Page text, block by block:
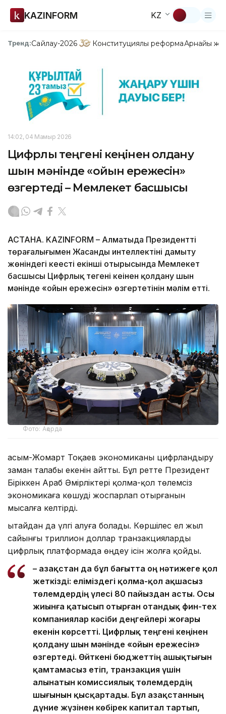
KAZINFORM KZ
Тренд:Сайлау-2026 Конституциялық реформаАрнайы
14:02, 04 Мамыр 2026
Цифрлық теңгені кеңінен қолдану
шын мәнінде «ойын ережесін»
өзгертеді – Мемлекет басшысы
АСТАНА. KAZINFORM – Алматыда Президенттің
төрағалығымен Жасанды интеллектіні дамыту
жөніндегі кеңестің екінші отырысында Мемлекет
басшысы Цифрлық теңгені кеңінен қолдану шын
мәнінде «ойын ережесін» өзгертетінін мәлім етті.
Фото: Ақорда
Қасым-Жомарт Тоқаев экономиканы цифрландыру
заман талабы екенін айтты. Бұл ретте Президент
Біріккен Араб Әмірліктері қолма-қол төлемсіз
экономикаға көшуді жоспарлап отырғанын
мысалға келтірді.
Қытайдан да үлгі алуға болады. Көршілес ел жыл
сайынғы триллион доллар транзакцияларды
цифрлық платформада өңдеу ісін жолға қойды.
– Қазақстан да бұл бағытта оң нәтижеге қол
жеткізді: еліміздегі қолма-қол ақшасыз
төлемдердің үлесі 80 пайыздан асты. Осы
жиынға қатысып отырған отандық фин-тех
компаниялар кәсіби деңгейлері жоғары
екенін көрсетті. Цифрлық теңгені кеңінен
қолдану шын мәнінде «ойын ережесін»
өзгертеді. Өйткені бюджеттің ашықтығын
қамтамасыз етіп, транзакция үшін
алынатын комиссиялық төлемдердің
шығынын қысқартады. Бұл Қазақстанның
дүние жүзінен көбірек капитал тартып,